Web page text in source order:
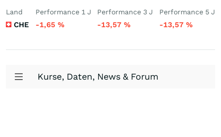
Land
CHE
Performance 1 J
-1,65 %
Performance 3 J
-13,57%
Performance 5 J
-13,57 %
Kurse, Daten, News & Forum